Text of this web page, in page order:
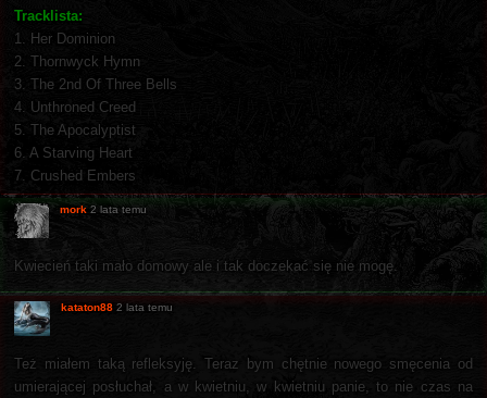
Tracklista:
1. Her Dominion
2. Thornwyck Hymn
3. The 2nd Of Three Bells
4. Unthroned Creed
5. The Apocalyptist
6. A Starving Heart
7. Crushed Embers
mork 2 lata temu
Kwiecień taki mało domowy ale i tak doczekać się nie mogę.
kataton88 2 lata temu
Też miałem taką refleksyję. Teraz bym chętnie nowego smęcenia od
umierającej posłuchał, a w kwietniu, w kwietniu panie, to nie czas na